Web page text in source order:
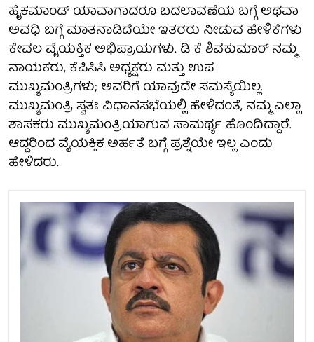
ಹೈಕಮಾಂಡ್ ಯಾವಾಗಾದರೂ ಬದಲಾವಣೆಯ ಬಗ್ಗೆ ಅಥವಾ
ಅವಧಿ ಬಗ್ಗೆ ಮಾತನಾಡಿದೆಯೇ ಇತರರು ನೀಡುವ ಹೇಳಿಕೆಗಳು
ಕೇವಲ ವೈಯಕ್ತಿಕ ಅಭಿಪ್ರಾಯಗಳು. ಡಿ ಕೆ ಶಿವಕುಮಾರ್ ನಮ್ಮ
ನಾಯಕರು, ಕೆಪಿಸಿಸಿ ಅಧ್ಯಕ್ಷರು ಮತ್ತು ಉಪ
ಮುಖ್ಯಮಂತ್ರಿಗಳು; ಅವರಿಗೆ ಯಾವುದೇ ಸಮಸ್ಯೆಯಿಲ್ಲ.
ಮುಖ್ಯಮಂತ್ರಿ ಸ್ವತಃ ವಿಧಾನಸಭೆಯಲ್ಲಿ ಹೇಳಿದಂತೆ, ನಮ್ಮ ಎಲ್ಲಾ
ಶಾಸಕರು ಮುಖ್ಯಮಂತ್ರಿಯಾಗುವ ಸಾಮರ್ಥ್ಯ ಹೊಂದಿದ್ದಾರೆ.
ಆದ್ದರಿಂದ ವೈಯಕ್ತಿಕ ಅರ್ಹತೆ ಬಗ್ಗೆ ಪ್ರಶ್ನೆಯೇ ಇಲ್ಲ ಎಂದು
ಹೇಳಿದರು.